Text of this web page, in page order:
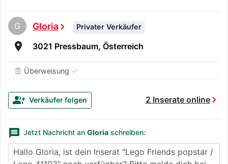
G Gloriachevron_right Privater Verkäufer
room 3021 Pressbaum, Österreich
account_balance Überweisung ✓
2 Inserate onlinechevron_right
group_add Verkäufer folgen
message Jetzt Nachricht an Gloria schreiben: